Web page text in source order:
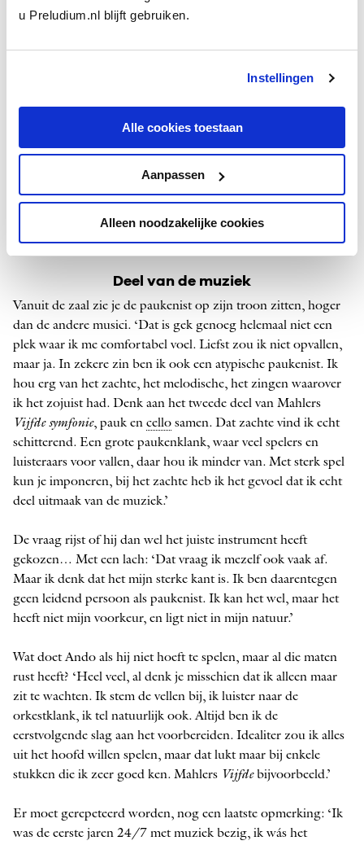
u Preludium.nl blijft gebruiken.
Instellingen
Alle cookies toestaan
Aanpassen
Alleen noodzakelijke cookies
'Altijd ben ik de eerstvolgende slag aan het
voorbereiden. Ik luister heel intens'
Studeren betekent voor mij bezig zijn met de basisdingen, een
kwartnoot laten klinken, een achtste, de manier van bewegen
technische hoogstandjes. Ons spel is eerder als het polijsten
van een diamant. Ik oefen hoe de stok het vel raakt, de
geluidskwaliteit van de klank, de soliditeit, ik ben me bewust
Dit zijnde luistertipsvan Tomohiro Ando.
Deel van de muziek
Vanuit de zaal zie je de paukenist op zijn troon zitten, hoger
dan de andere musici. ‘Dat is gek genoeg helemaal niet een
plek waar ik me comfortabel voel. Liefst zou ik niet opvallen,
maar ja. In zekere zin ben ik ook een atypische paukenist. Ik
hou erg van het zachte, het melodische, het zingen waarover
ik het zojuist had. Denk aan het tweede deel van Mahlers
Vijfde symfonie, pauk en cello samen. Dat zachte vind ik echt
schitterend. Een grote paukenklank, waar veel spelers en
luisteraars voor vallen, daar hou ik minder van. Met sterk spel
kun je imponeren, bij het zachte heb ik het gevoel dat ik echt
deel uitmaak van de muziek.’
De vraag rijst of hij dan wel het juiste instrument heeft
gekozen… Met een lach: ‘Dat vraag ik mezelf ook vaak af.
Maar ik denk dat het mijn sterke kant is. Ik ben daarentegen
geen leidend persoon als paukenist. Ik kan het wel, maar het
heeft niet mijn voorkeur, en ligt niet in mijn natuur.’
Wat doet Ando als hij niet hoeft te spelen, maar al die maten
rust heeft? ‘Heel veel, al denk je misschien dat ik alleen maar
zit te wachten. Ik stem de vellen bij, ik luister naar de
orkestklank, ik tel natuurlijk ook. Altijd ben ik de
eerstvolgende slag aan het voorbereiden. Idealiter zou ik alles
uit het hoofd willen spelen, maar dat lukt maar bij enkele
stukken die ik zeer goed ken. Mahlers Vijfdebijvoorbeeld.’
Er moet gerepeteerd worden, nog een laatste opmerking: ‘Ik
was de eerste jaren 24/7 met muziek bezig, ik wás het